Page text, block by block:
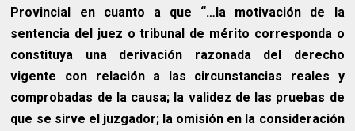
Provincial en cuanto a que “…la motivación de la
sentencia del juez o tribunal de mérito corresponda o
constituya una derivación razonada del derecho
vigente con relación a las circunstancias reales y
comprobadas de la causa; la validez de las pruebas de
que se sirve el juzgador; la omisión en la consideración